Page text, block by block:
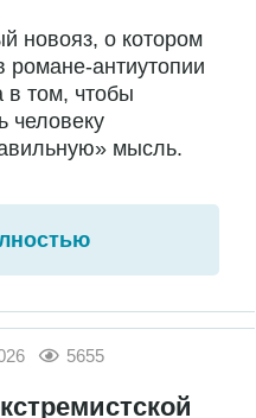
новояз, о котором
антиутопии
в том, чтобы
человеку
мысль.
5655